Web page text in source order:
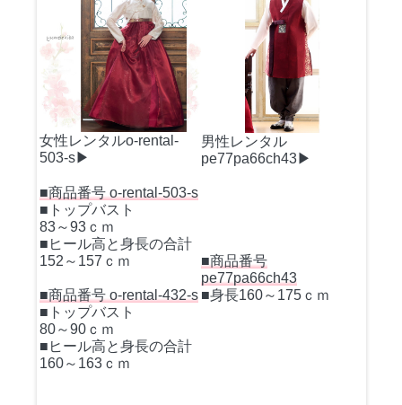
女性レンタルo-rental-
503-s▶
男性レンタル
pe77pa66ch43▶
■商品番号 o-rental-503-s
■トップバスト
83～93ｃｍ
■ヒール高と身長の合計
152～157ｃｍ
■商品番号 o-rental-432-s
■トップバスト
80～90ｃｍ
■ヒール高と身長の合計
160～163ｃｍ
■商品番号
pe77pa66ch43
■身長160～175ｃｍ